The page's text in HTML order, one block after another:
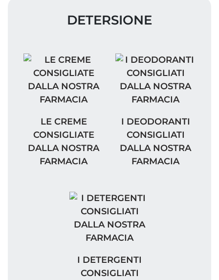
DETERSIONE
LE CREME CONSIGLIATE DALLA NOSTRA
LE CREME
CONSIGLIATE
DALLA NOSTRA
FARMACIA
I DEODORANTI
I DEODORANTI
CONSIGLIATI
DALLA NOSTRA
FARMACIA
I DETERGENTI CONSIGLIATI
I DETERGENTI
CONSIGLIATI